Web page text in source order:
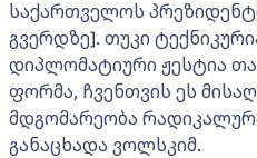
საქართველოს
გვერდზე]. თუკი
დიპლომატიური ჟესტია
ფორმა, ჩვენთვის ეს
მდგომარეობა
განაცხადა ვოლსკიმ.